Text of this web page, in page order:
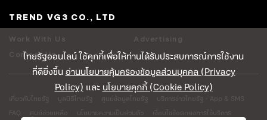
ไทยรัฐออนไลน์ ใช้คุกกี้เพื่อให้ท่านได้รับประสบการณ์การใช้งาน
ที่ดียิ่งขึ้นอ่านนโยบายคุ้มครองข้อมูลส่วนบุคคล (Privacy
Policy) และนโยบายคุกกี้ (Cookie Policy)
TREND VG3 CO., LTD
Work With Us
Advertising
Contact Us
เกี่ยวกับไทยรัฐ มูลนิธิไทยรัฐ ศูนย์ข้อมูลไทยรัฐ
บริการข่าวไทยรัฐ - App & SMS
FAQ
ศูนย์ช่วยเหลือ นโยบายความเป็นส่วนตัว เงื่อนไขข้อตกลงการใช้บริการ